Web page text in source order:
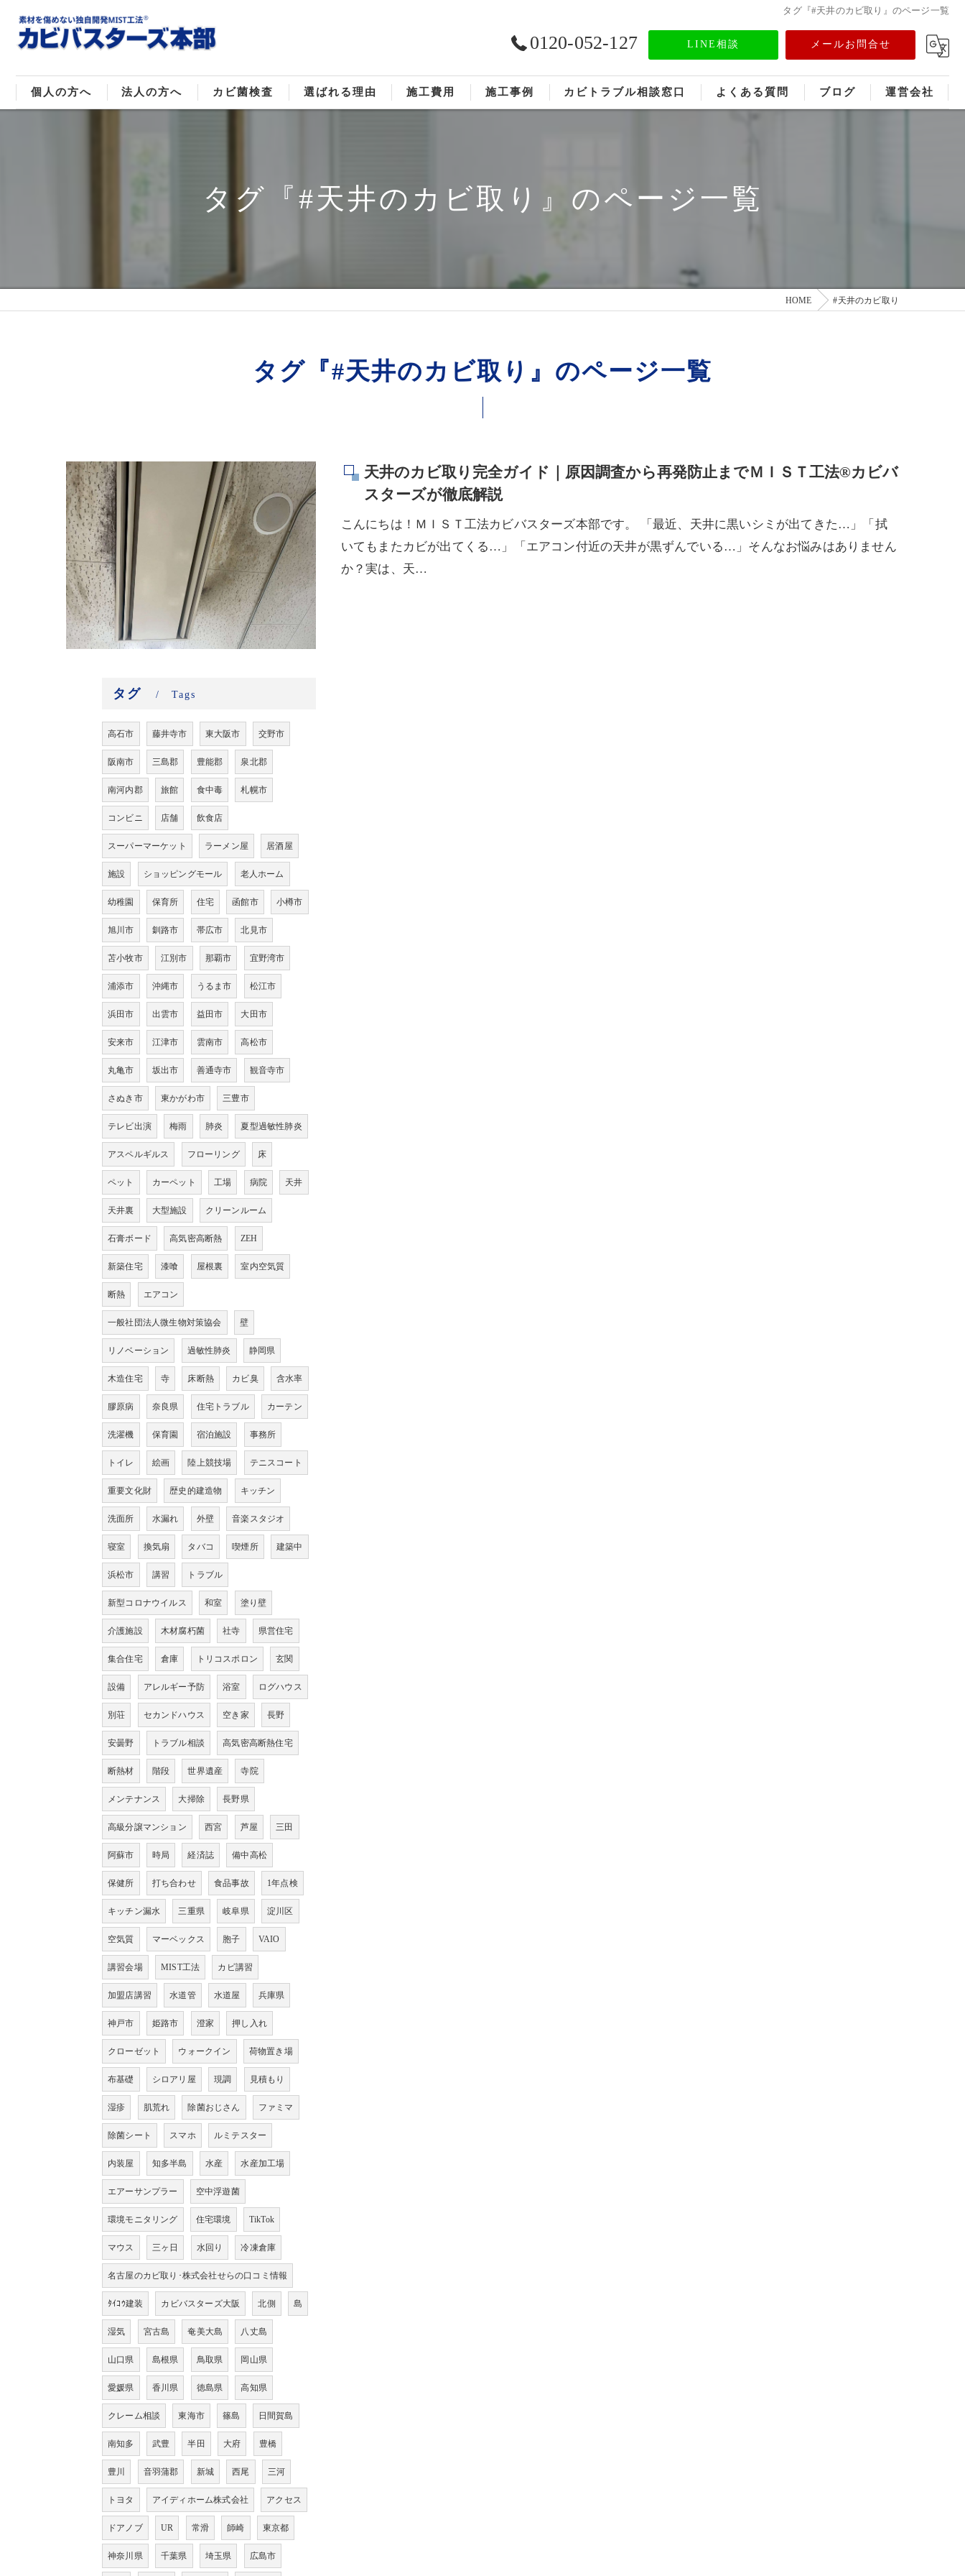
タグ『#天井のカビ取り』のページ一覧
0120-052-127 LINE相談 メールお問合せ
個人の方へ 法人の方へ
レジャー施設のカビ取り
カビ菌検査 選ばれる理由 施工費用 施工事例 カビトラブル相談窓口 よくある質問 ブログ 運営会社
タグ『#天井のカビ取り』のページ一覧
HOME #天井のカビ取り
タグ『#天井のカビ取り』のページ一覧
天井のカビ取り完全ガイド｜原因調査から再発防止までＭＩＳＴ工法®カビバ
スターズが徹底解説
こんにちは！ＭＩＳＴ工法カビバスターズ本部です。 「最近、天井に黒いシミが出てきた…」「拭
いてもまたカビが出てくる…」「エアコン付近の天井が黒ずんでいる…」そんなお悩みはありません
か？実は、天…
タグ Tags
高石市 藤井寺市 東大阪市 交野市
阪南市 三島郡 豊能郡 泉北郡
南河内郡 旅館 食中毒 札幌市
コンビニ 店舗 飲食店
スーパーマーケット ラーメン屋 居酒屋
施設 ショッピングモール 老人ホーム
幼稚園 保育所 住宅 函館市 小樽市
旭川市 釧路市 帯広市 北見市
苫小牧市 江別市 那覇市 宜野湾市
浦添市 沖縄市 うるま市 松江市
浜田市 出雲市 益田市 大田市
安来市 江津市 雲南市 高松市
丸亀市 坂出市 善通寺市 観音寺市
さぬき市 東かがわ市 三豊市
テレビ出演 梅雨 肺炎 夏型過敏性肺炎
アスペルギルス フローリング 床
ペット カーペット 工場 病院 天井
天井裏 大型施設 クリーンルーム
石膏ボード 高気密高断熱 ZEH
新築住宅 漆喰 屋根裏 室内空気質
断熱 エアコン
一般社団法人微生物対策協会 壁
リノベーション 過敏性肺炎 静岡県
木造住宅 寺 床断熱 カビ臭 含水率
膠原病 奈良県 住宅トラブル カーテン
洗濯機 保育園 宿泊施設 事務所
トイレ 絵画 陸上競技場 テニスコート
重要文化財 歴史的建造物 キッチン
洗面所 水漏れ 外壁 音楽スタジオ
寝室 換気扇 タバコ 喫煙所 建築中
浜松市 講習 トラブル
新型コロナウイルス 和室 塗り壁
介護施設 木材腐朽菌 社寺 県営住宅
集合住宅 倉庫 トリコスポロン 玄関
設備 アレルギー予防 浴室 ログハウス
別荘 セカンドハウス 空き家 長野
安曇野 トラブル相談 高気密高断熱住宅
断熱材 階段 世界遺産 寺院
メンテナンス 大掃除 長野県
高級分譲マンション 西宮 芦屋 三田
阿蘇市 時局 経済誌 備中高松
保健所 打ち合わせ 食品事故 1年点検
キッチン漏水 三重県 岐阜県 淀川区
空気質 マーベックス 胞子 VAIO
講習会場 MIST工法 カビ講習
加盟店講習 水道管 水道屋 兵庫県
神戸市 姫路市 澄家 押し入れ
クローゼット ウォークイン 荷物置き場
布基礎 シロアリ屋 現調 見積もり
湿疹 肌荒れ 除菌おじさん ファミマ
除菌シート スマホ ルミテスター
内装屋 知多半島 水産 水産加工場
エアーサンプラー 空中浮遊菌
環境モニタリング 住宅環境 TikTok
マウス 三ヶ日 水回り 冷凍倉庫
名古屋のカビ取り･株式会社せらの口コミ情報
ﾀｲｺｳ建装 カビバスターズ大阪 北側 島
湿気 宮古島 奄美大島 八丈島
山口県 島根県 鳥取県 岡山県
愛媛県 香川県 徳島県 高知県
クレーム相談 東海市 篠島 日間賀島
南知多 武豊 半田 大府 豊橋
豊川 音羽蒲郡 新城 西尾 三河
トヨタ アイディホーム株式会社 アクセス
ドアノブ UR 常滑 師崎 東京都
神奈川県 千葉県 埼玉県 広島市